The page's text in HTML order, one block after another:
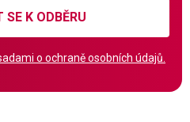
SE K ODBĚRU
o ochraně osobních údajů.